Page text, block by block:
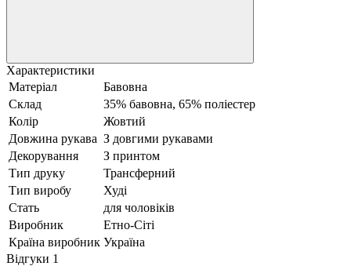
Характеристики
Матеріал
Бавовна
Склад
35% бавовна, 65% поліестер
Колір
Жовтий
Довжина рукава З довгими рукавами
Декорування
З принтом
Тип друку
Трансферний
Тип виробу
Худі
Стать
для чоловіків
Виробник
Етно-Сіті
Країна виробник Україна
Відгуки 1